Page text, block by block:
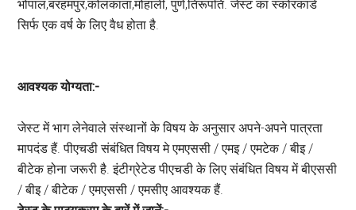
भोपाल,बरहमपुर,कोलकाता,मोहाली, पुणे,तिरूपति. जेस्ट का स्कोरकार्ड
सिर्फ एक वर्ष के लिए वैध होता है.
आवश्यक योग्यता:-
जेस्ट में भाग लेनेवाले संस्थानों के विषय के अनुसार अपने-अपने पात्रता
मापदंड हैं. पीएचडी संबंधित विषय मे एमएससी / एमइ / एमटेक / बीइ /
बीटेक होना जरूरी है. इंटीग्रेटेड पीएचडी के लिए संबंधित विषय में बीएससी
/ बीइ / बीटेक / एमएससी / एमसीए आवश्यक हैं.